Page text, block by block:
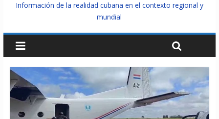
Información de la realidad cubana en el contexto regional y
mundial